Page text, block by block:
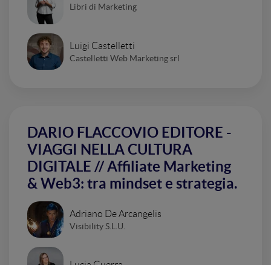
Libri di Marketing
Luigi Castelletti
Castelletti Web Marketing srl
DARIO FLACCOVIO EDITORE -
VIAGGI NELLA CULTURA
DIGITALE // Affiliate Marketing
& Web3: tra mindset e strategia.
Adriano De Arcangelis
Visibility S.L.U.